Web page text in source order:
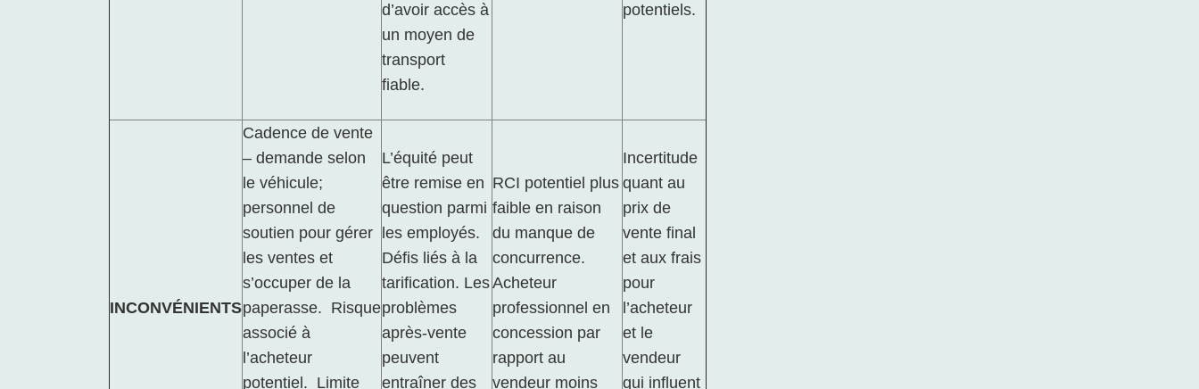
d’avoir accès à
un moyen de
transport
fiable.
potentiels.
INCONVÉNIENTS
Cadence de vente
– demande selon
le véhicule;
personnel de
soutien pour gérer
les ventes et
s’occuper de la
paperasse. Risque
associé à
l’acheteur
potentiel. Limite
L’équité peut
être remise en
question parmi
les employés.
Défis liés à la
tarification. Les
problèmes
après-vente
peuvent
entraîner des
RCI potentiel plus
faible en raison
du manque de
concurrence.
Acheteur
professionnel en
concession par
rapport au
vendeur moins
Incertitude
quant au
prix de
vente final
et aux frais
pour
l’acheteur
et le
vendeur
qui influent